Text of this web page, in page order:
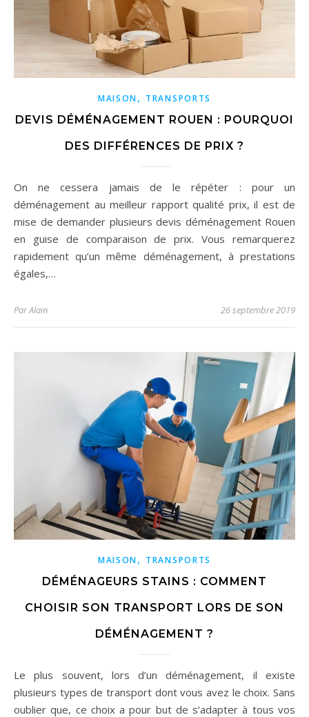
MAISON, TRANSPORTS
DEVIS DÉMÉNAGEMENT ROUEN : POURQUOI
DES DIFFÉRENCES DE PRIX ?
On ne cessera jamais de le répéter : pour un
déménagement au meilleur rapport qualité prix, il est de
mise de demander plusieurs devis déménagement Rouen
en guise de comparaison de prix. Vous remarquerez
rapidement qu’un même déménagement, à prestations
égales,…
ParAlain 26 septembre 2019
MAISON, TRANSPORTS
DÉMÉNAGEURS STAINS : COMMENT
CHOISIR SON TRANSPORT LORS DE SON
DÉMÉNAGEMENT ?
Le plus souvent, lors d’un déménagement, il existe
plusieurs types de transport dont vous avez le choix. Sans
oublier que, ce choix a pour but de s’adapter à tous vos